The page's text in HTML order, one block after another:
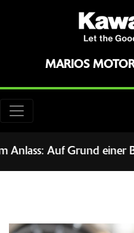
MARIOS
Auf Grund einer